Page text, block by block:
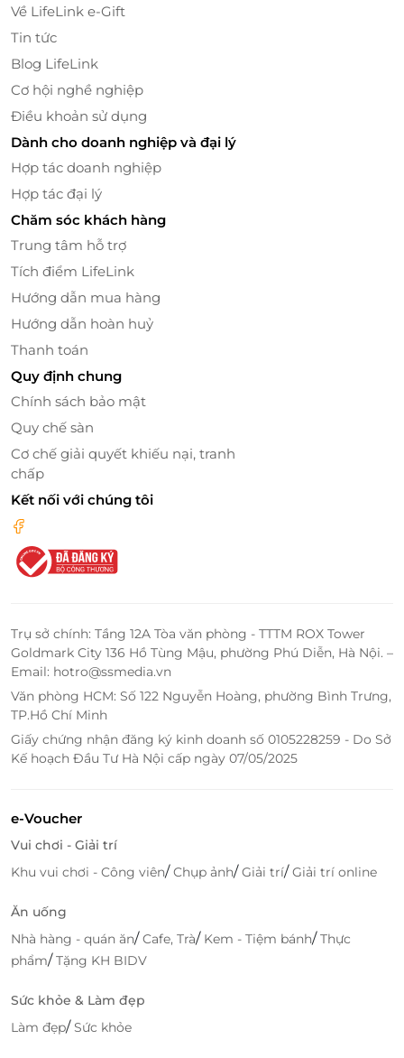
Tiện nghi cao cấp trong từng chi tiết
Giường King rộng 2m x 2m, đem lại cảm giác
thoải mái tuyệt đối khi nghỉ ngơi cùng người
điện tử, TV, wifi, bàn làm việc và các trang thiết bị
sử dụng hàng ngày với không khí thân thiện.
Về LifeLink e-Gift
Tin tức
Blog LifeLink
Cơ hội nghề nghiệp
Điều khoản sử dụng
Dành cho doanh nghiệp và đại lý
Hợp tác doanh nghiệp
Hợp tác đại lý
Chăm sóc khách hàng
Trung tâm hỗ trợ
Tích điểm LifeLink
Hướng dẫn mua hàng
Hướng dẫn hoàn huỷ
Thanh toán
Quy định chung
Chính sách bảo mật
Quy chế sàn
Cơ chế giải quyết khiếu nại, tranh
chấp
Kết nối với chúng tôi
Trụ sở chính: Tầng 12A Tòa văn phòng - TTTM ROX Tower
Goldmark City 136 Hồ Tùng Mậu, phường Phú Diễn, Hà Nội. –
Email: hotro@ssmedia.vn
Văn phòng HCM: Số 122 Nguyễn Hoàng, phường Bình Trưng,
TP.Hồ Chí Minh
Giấy chứng nhận đăng ký kinh doanh số 0105228259 - Do Sở
Kế hoạch Đầu Tư Hà Nội cấp ngày 07/05/2025
e-Voucher
Vui chơi - Giải trí
Khu vui chơi - Công viên/Chụp ảnh/Giải trí/Giải trí online
Ăn uống
Nhà hàng - quán ăn/Cafe, Trà/ Kem - Tiệm bánh/Thực
phẩm/Tặng KH BIDV
Sức khỏe & Làm đẹp
Làm đẹp/Sức khỏe